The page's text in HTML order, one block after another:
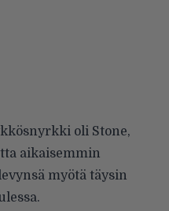
oli Stone,
aikaisemmin
myötä täysin